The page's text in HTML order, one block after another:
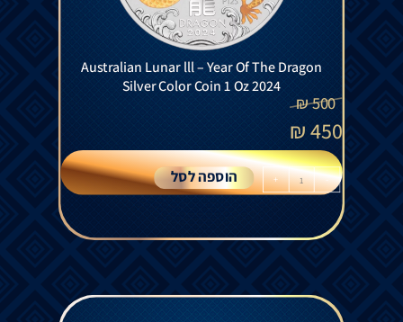
Australian Lunar lll – Year Of The Dragon
Silver Color Coin 1 Oz 2024
500
₪
450
₪
-
+ הוספה לסל